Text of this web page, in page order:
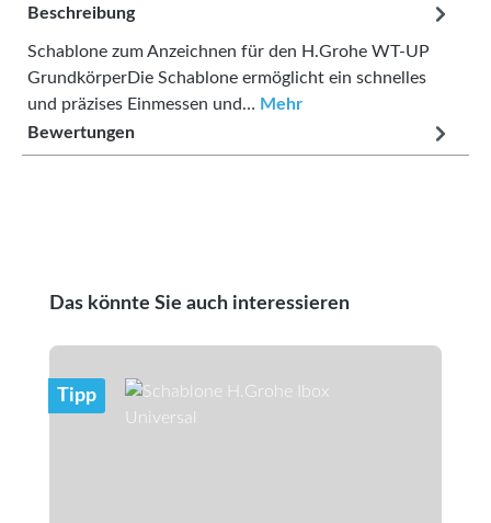
Beschreibung
Schablone zum Anzeichnen für den H.Grohe WT-UP
GrundkörperDie Schablone ermöglicht ein schnelles
und präzises Einmessen und… Mehr
Bewertungen
Produktgalerie überspringen
Das könnte Sie auch interessieren
Tipp